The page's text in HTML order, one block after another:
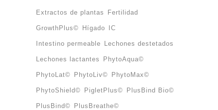
Extractos de plantas Fertilidad
GrowthPlus© Hígado IC
Intestino permeable Lechones destetados
Lechones lactantes PhytoAqua©
PhytoLat© PhytoLiv© PhytoMax©
PhytoShield© PigletPlus© PlusBind Bio©
PlusBind© PlusBreathe©